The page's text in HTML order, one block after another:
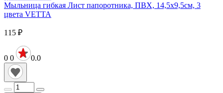
Мыльница гибкая Лист папоротника, ПВХ, 14,5x9,5см, 3
цвета VETTA
115 ₽
0 0 0.0